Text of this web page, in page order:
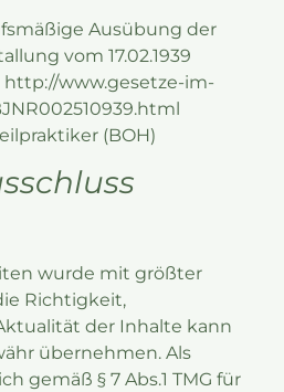
Ausübung der
vom 17.02.1939
www.gesetze-im-
(BOH)
wurde mit größter
Richtigkeit,
der Inhalte kann
übernehmen. Als
gemäß § 7 Abs.1 TMG für